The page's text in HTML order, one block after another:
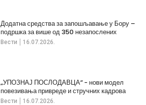
Вести 16.07.2026.
Додатна средства за запошљавање у Бору –
подршка за више од 350 незапослених
Вести 16.07.2026.
„УПОЗНАЈ ПОСЛОДАВЦА“ - нови модел
повезивања привреде и стручних кадрова